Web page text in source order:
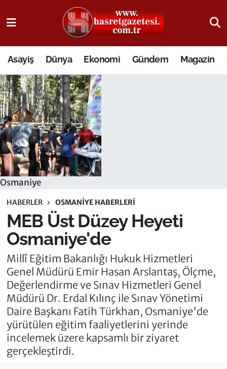
Asayiş Dünya Ekonomi Gündem Magazin
Osmaniye
HABERLER OSMANIYE HABERLERI
MEB Üst Düzey Heyeti
Osmaniye'de
Millî Eğitim Bakanlığı Hukuk Hizmetleri
Genel Müdürü Emir Hasan Arslantaş, Ölçme,
Değerlendirme ve Sınav Hizmetleri Genel
Müdürü Dr. Erdal Kılınç ile Sınav Yönetimi
Daire Başkanı Fatih Türkhan, Osmaniye'de
yürütülen eğitim faaliyetlerini yerinde
incelemek üzere kapsamlı bir ziyaret
gerçekleştirdi.
Osmaniye Nöbetçi Eczaneler
Osmaniye Hava Durumu
Osmaniye Trafik Yoğunluk Haritası
Süper Lig Puan Durumu ve Fikstür
Tüm Manşetler
Son Dakika Haberleri